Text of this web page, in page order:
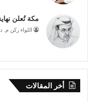
مكة تُعلن
اللواء ركن م.
أخر المقالات